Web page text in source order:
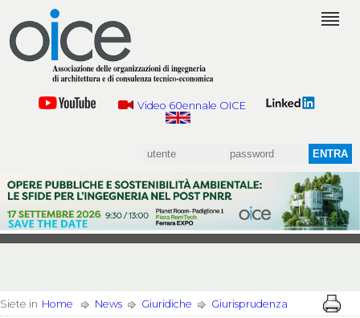
Video 60ennale OICE
Siete in Home News Giuridiche Giurisprudenza